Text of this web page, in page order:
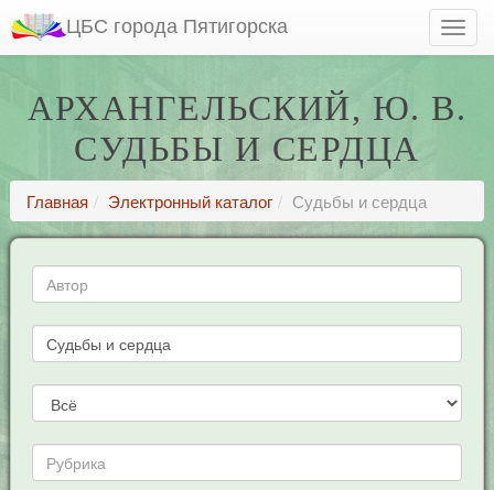
ЦБС города Пятигорска
АРХАНГЕЛЬСКИЙ, Ю. В.
СУДЬБЫ И СЕРДЦА
Главная Электронный каталог Судьбы и сердца